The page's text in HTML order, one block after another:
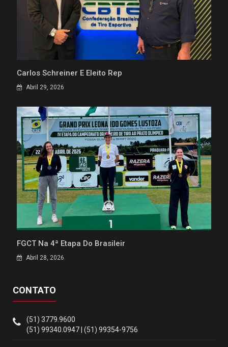
Carlos Schreiner É Eleito Rep
Abril 29, 2026
FGCT Na 4ª Etapa Do Brasileir
Abril 28, 2026
CONTATO
(51) 3779.9600
(51) 99340.0947 | (51) 99354-9756